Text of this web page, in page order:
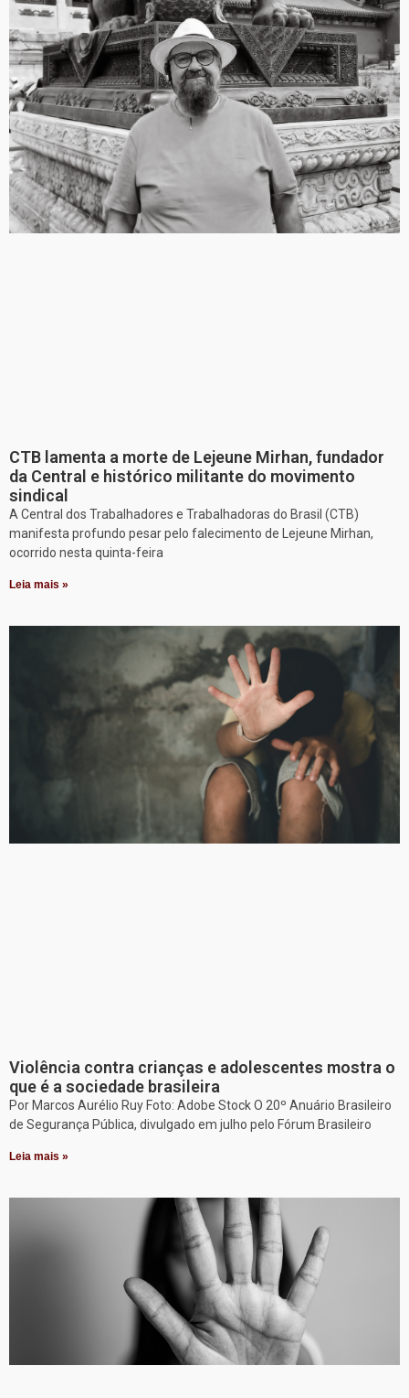
CTB lamenta a morte de Lejeune Mirhan, fundador
da Central e histórico militante do movimento
sindical
A Central dos Trabalhadores e Trabalhadoras do Brasil (CTB)
manifesta profundo pesar pelo falecimento de Lejeune Mirhan,
ocorrido nesta quinta-feira
Leia mais »
Violência contra crianças e adolescentes mostra o
que é a sociedade brasileira
Por Marcos Aurélio Ruy Foto: Adobe Stock O 20º Anuário Brasileiro
de Segurança Pública, divulgado em julho pelo Fórum Brasileiro
Leia mais »